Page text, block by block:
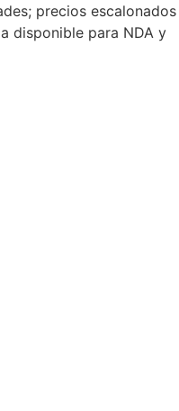
precios escalonados
disponible para NDA y